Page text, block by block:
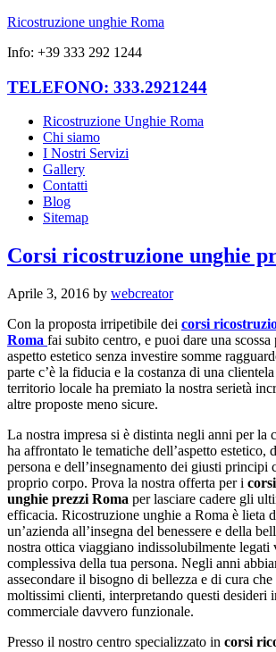
Ricostruzione unghie Roma
Info: +39 333 292 1244
TELEFONO: 333.2921244
Ricostruzione Unghie Roma
Chi siamo
I Nostri Servizi
Gallery
Contatti
Blog
Sitemap
Corsi ricostruzione unghie
Aprile 3, 2016 by webcreator
Con la proposta irripetibile dei corsi
Roma fai subito centro, e puoi dare una
aspetto estetico senza investire somme
parte c’è la fiducia e la costanza di una
territorio locale ha premiato la nostra serietà
altre proposte meno sicure.
La nostra impresa si è distinta negli anni per la
ha affrontato le tematiche dell’aspetto estetico,
persona e dell’insegnamento dei giusti principi
proprio corpo. Prova la nostra offerta per i
unghie prezzi Roma per lasciare cadere gli
efficacia. Ricostruzione unghie a Roma è lieta
un’azienda all’insegna del benessere e della
nostra ottica viaggiano indissolubilmente legati
complessiva della tua persona. Negli anni
assecondare il bisogno di bellezza e di cura che
moltissimi clienti, interpretando questi desideri
commerciale davvero funzionale.
Presso il nostro centro specializzato in corsi